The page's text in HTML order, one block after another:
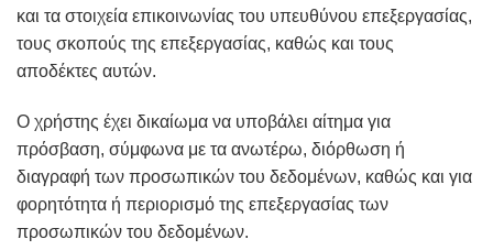
και τα στοιχεία επικοινωνίας του υπευθύνου επεξεργασίας,
τους σκοπούς της επεξεργασίας, καθώς και τους
αποδέκτες αυτών.
Ο χρήστης έχει δικαίωμα να υποβάλει αίτημα για
πρόσβαση, σύμφωνα με τα ανωτέρω, διόρθωση ή
διαγραφή των προσωπικών του δεδομένων, καθώς και για
φορητότητα ή περιορισμό της επεξεργασίας των
προσωπικών του δεδομένων.